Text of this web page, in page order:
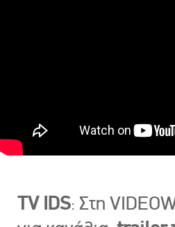
TV IDS: Στη